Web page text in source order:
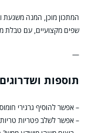
המתכון מוכן, המנה משגעת
שפים מקצועיים, עם טבלת
—
תוספות
– אפשר להוסיף גרגירי
– אפשר לשלב פטריות טריות